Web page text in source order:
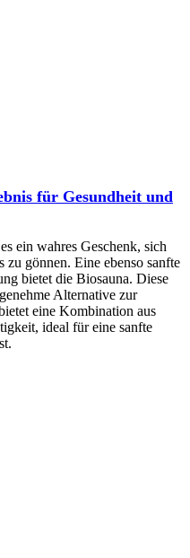
für Gesundheit und
ein wahres Geschenk, sich
zu gönnen. Eine ebenso sanfte
bietet die Biosauna. Diese
Alternative zur
eine Kombination aus
ideal für eine sanfte